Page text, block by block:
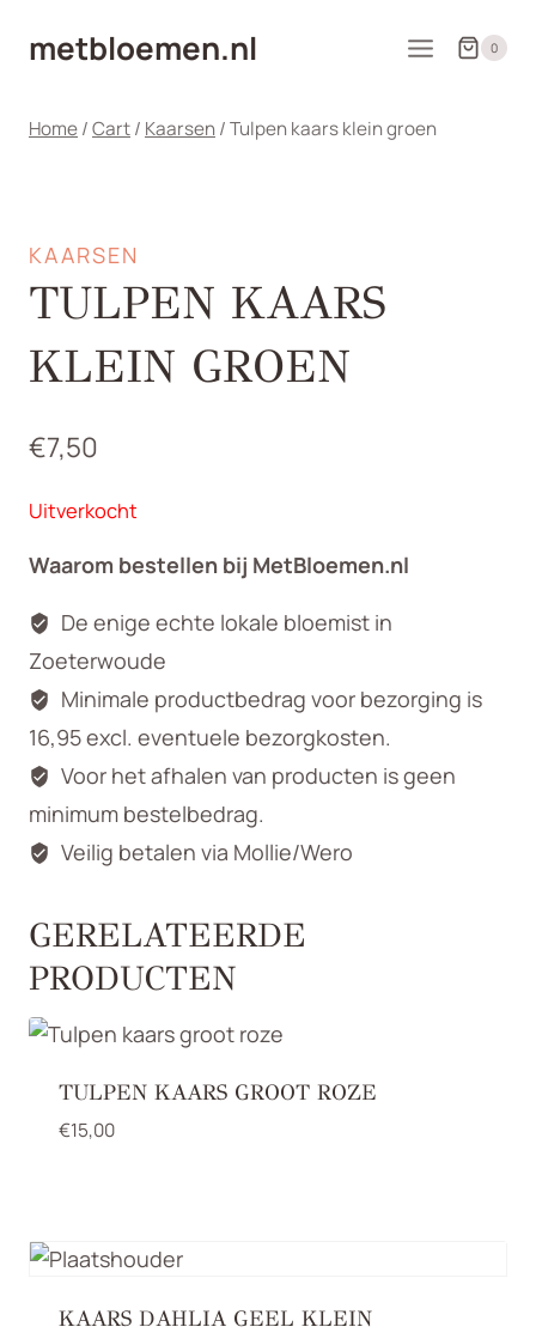
naarmetbloemen.nl 0
Home/Cart/ Kaarsen/Tulpen kaars klein groen
KAARSEN
TULPEN KAARS
KLEIN GROEN
€7,50
Uitverkocht
Waarom bestellen bij MetBloemen.nl
De enige echte lokale bloemist in
Zoeterwoude
Minimale productbedrag voor bezorging is
16,95 excl. eventuele bezorgkosten.
Voor het afhalen van producten is geen
minimum bestelbedrag.
Veilig betalen via Mollie/Wero
GERELATEERDE
PRODUCTEN
TULPEN KAARS GROOT ROZE
€15,00
KAARS DAHLIA GEEL KLEIN